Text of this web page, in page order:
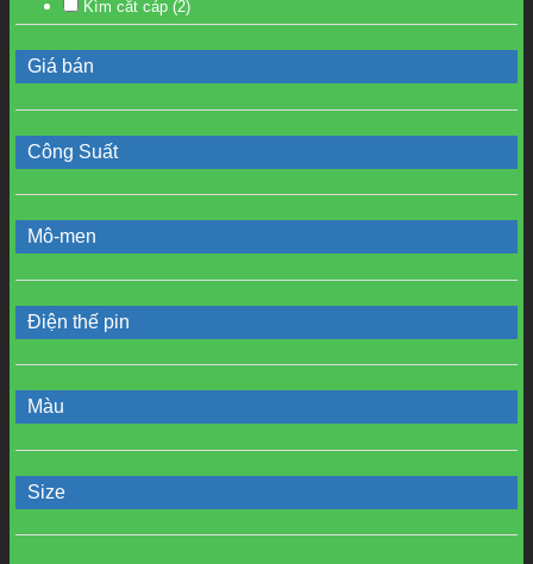
Kìm cắt cáp (2)
Giá bán
Công Suất
Mô-men
Điện thế pin
Màu
Size